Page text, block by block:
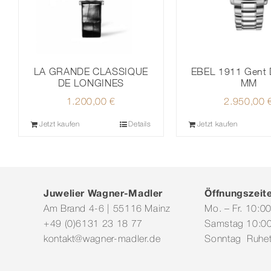
LA GRANDE CLASSIQUE
DE LONGINES
1.200,00€
Jetzt kaufen Details
EBEL 1911 Gent
MM
2.950,00
Jetzt kaufen
Juwelier Wagner-Madler
Am Brand 4-6 | 55116 Mainz
+49 (0)6131 23 18 77
kontakt@wagner-madler.de
Mo. – Fr.
Samstag
Sonntag